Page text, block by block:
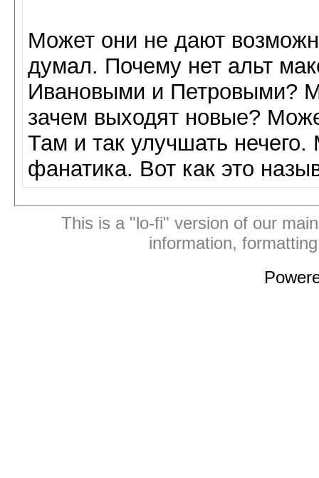
Может они не дают
думал. Почему нет альт
Ивановыми и Петровыми?
зачем выходят новые?
Там и так улучшать
фанатика. Вот как это
This is a "lo-fi" version of our
information,